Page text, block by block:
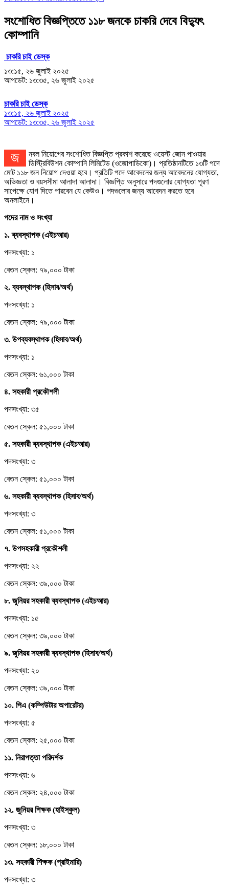
সংশোধিত বিজ্ঞপ্তিতে ১১৮ জনকে চাকরি দেবে বিদ্যুৎ
কোম্পানি
চাকরি চাই ডেস্ক
১৩:১৫, ২৬ জুলাই ২০২৫
আপডেট: ১৩:৩৫, ২৬ জুলাই ২০২৫
চাকরি চাই ডেস্ক
১৩:১৫, ২৬ জুলাই ২০২৫
আপডেট: ১৩:৩৫, ২৬ জুলাই ২০২৫
জনবল নিয়োগের সংশোধিত বিজ্ঞপ্তি প্রকাশ করেছে ওয়েস্ট জোন পাওয়ার
ডিস্ট্রিবিউশন কোম্পানি লিমিটেড (ওজোপাডিকো)। প্রতিষ্ঠানটিতে ১৩টি পদে
মোট ১১৮ জন নিয়োগ দেওয়া হবে। প্রতিটি পদে আবেদনের জন্য আবেদনের যোগ্যতা,
অভিজ্ঞতা ও বয়সসীমা আলাদা আলাদা। বিজ্ঞপ্তি অনুসারে পদগুলোর যোগ্যতা পূরণ
সাপেক্ষে যোগ দিতে পারবেন যে কেউও। পদগুলোর জন্য আবেদন করতে হবে
অনলাইনে।
পদের নাম ও সংখ্যা
১. ব্যবস্থাপক (এইচআর)
পদসংখ্যা: ১
বেতন স্কেল: ৭৯,০০০ টাকা
২. ব্যবস্থাপক (হিসাব/অর্থ)
পদসংখ্যা: ১
বেতন স্কেল: ৭৯,০০০ টাকা
৩. উপব্যবস্থাপক (হিসাব/অর্থ)
পদসংখ্যা: ১
বেতন স্কেল: ৬১,০০০ টাকা
৪. সহকারী প্রকৌশলী
পদসংখ্যা: ৩৫
বেতন স্কেল: ৫১,০০০ টাকা
৫. সহকারী ব্যবস্থাপক (এইচআর)
পদসংখ্যা: ৩
বেতন স্কেল: ৫১,০০০ টাকা
৬. সহকারী ব্যবস্থাপক (হিসাব/অর্থ)
পদসংখ্যা: ৩
বেতন স্কেল: ৫১,০০০ টাকা
৭. উপসহকারী প্রকৌশলী
পদসংখ্যা: ২২
বেতন স্কেল: ৩৯,০০০ টাকা
৮. জুনিয়র সহকারী ব্যবস্থাপক (এইচআর)
পদসংখ্যা: ১৫
বেতন স্কেল: ৩৯,০০০ টাকা
৯. জুনিয়র সহকারী ব্যবস্থাপক (হিসাব/অর্থ)
পদসংখ্যা: ২০
বেতন স্কেল: ৩৯,০০০ টাকা
১০. পিএ (কম্পিউটার অপারেটর)
পদসংখ্যা: ৫
বেতন স্কেল: ২৫,০০০ টাকা
১১. নিরাপত্তা পরিদর্শক
পদসংখ্যা: ৬
বেতন স্কেল: ২৪,০০০ টাকা
১২. জুনিয়র শিক্ষক (হাইস্কুল)
পদসংখ্যা: ৩
বেতন স্কেল: ১৮,০০০ টাকা
১৩. সহকারী শিক্ষক (প্রাইমারি)
পদসংখ্যা: ৩